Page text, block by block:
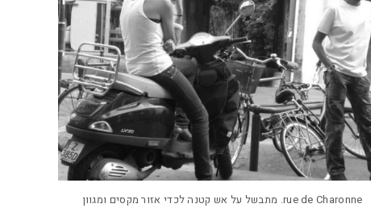
rue de Charonne. מתבשל על אש קטנה לכדי אזור מקסים ומגוון